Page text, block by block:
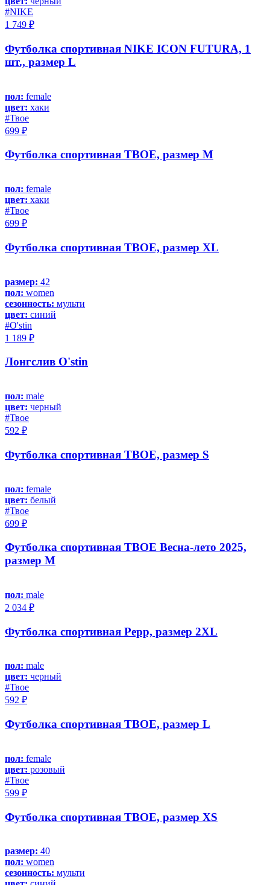
#NIKE
1 749 ₽
Футболка спортивная NIKE ICON FUTURA, 1
шт., размер L
пол: female
цвет: хаки
#Твое
699 ₽
Футболка спортивная ТВОЕ, размер M
пол: female
цвет: хаки
#Твое
699 ₽
Футболка спортивная ТВОЕ, размер XL
размер: 42
пол: women
сезонность: мульти
цвет: синий
#O'stin
1 189 ₽
Лонгслив O'stin
пол: male
цвет: черный
#Твое
592 ₽
Футболка спортивная ТВОЕ, размер S
пол: female
цвет: белый
#Твое
699 ₽
Футболка спортивная ТВОЕ Весна-лето 2025,
размер M
пол: male
2 034 ₽
Футболка спортивная Pepp, размер 2XL
пол: male
цвет: черный
#Твое
592 ₽
Футболка спортивная ТВОЕ, размер L
пол: female
цвет: розовый
#Твое
599 ₽
Футболка спортивная ТВОЕ, размер XS
размер: 40
пол: women
сезонность: мульти